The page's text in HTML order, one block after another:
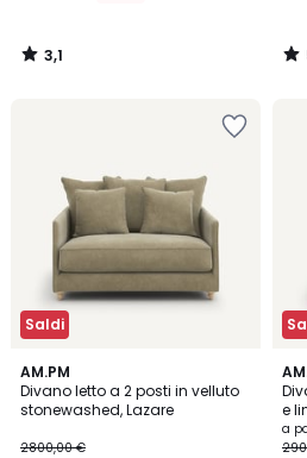
3,1
/
/
Saldi
AM.PM
Divano letto a 2 posti in velluto
stonewashed, Lazare
2800,00 €
3
Colori
e
a
3